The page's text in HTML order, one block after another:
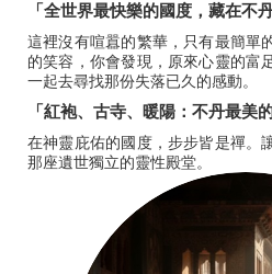
「全世界最快樂的國度，藏在不
這裡沒有喧囂的繁華，只有最簡單
的笑容，你會發現，原來心靈的富
一起去尋找那份失落已久的感動。
「紅袍、古寺、暖陽：不丹最美
在神靈庇佑的國度，步步皆是禪。
那座遺世獨立的靈性殿堂。